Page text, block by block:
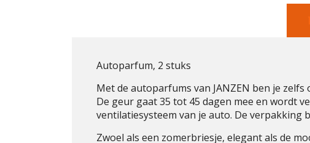
Autoparfum, 2 stuks
Met de autoparfums van JANZEN ben je
De geur gaat 35 tot 45 dagen mee en wordt
ventilatiesysteem van je auto. De verpakking
Zwoel als een zomerbriesje, elegant als de